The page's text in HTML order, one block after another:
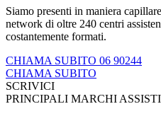
Siamo presenti in maniera
network di oltre 240 centri
costantemente formati.
CHIAMA SUBITO 06 90244
CHIAMA SUBITO
SCRIVICI
PRINCIPALI MARCHI